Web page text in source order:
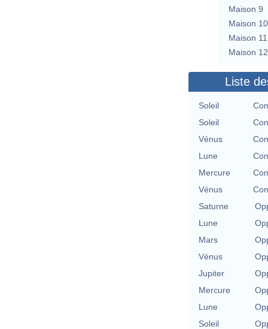
Maison 9
Maison 10
Maison 11
Maison 12
Liste
Soleil
Soleil
Vénus
Lune
Mercure
Vénus
Saturne
Lune
Mars
Vénus
Jupiter
Mercure
Lune
Soleil